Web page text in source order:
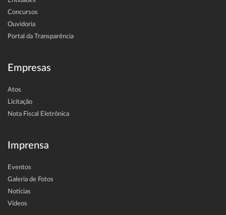
Concursos
Ouvidoria
Portal da Transparência
Empresas
Atos
Licitação
Nota Fiscal Eletrônica
Imprensa
Eventos
Galeria de Fotos
Notícias
Vídeos